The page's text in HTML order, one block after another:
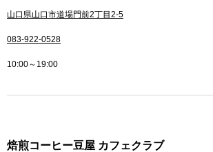
山口県山口市道場門前2丁目2-5
083-922-0528
10:00～19:00
焙煎コーヒー豆屋 カフェクラブ